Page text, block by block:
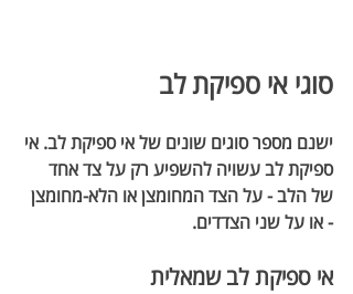
סוגי אי ספיקת לב
ישנם מספר סוגים שונים של אי ספיקת לב. אי
ספיקת לב עשויה להשפיע רק על צד אחד
של הלב - על הצד המחומצן או הלא-מחומצן
- או על שני הצדדים.
אי ספיקת לב שמאלית